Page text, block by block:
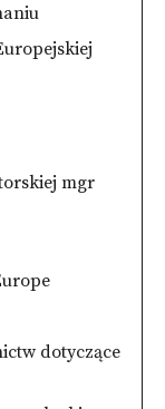
mgr
dotyczące